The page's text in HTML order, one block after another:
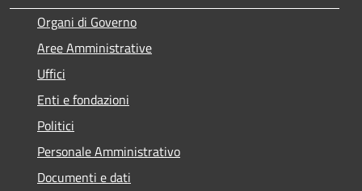
Organi di Governo
Aree Amministrative
Uffici
Enti e fondazioni
Politici
Personale Amministrativo
Documenti e dati